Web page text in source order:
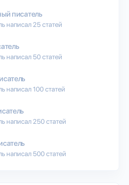
писатель
написал 25 статей
написал 50 статей
написал 100 статей
написал 250 статей
написал 500 статей